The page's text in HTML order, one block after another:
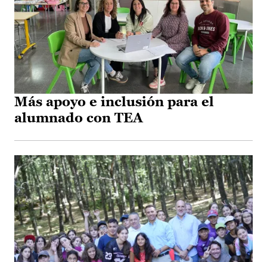
Más apoyo e inclusión para el
alumnado con TEA